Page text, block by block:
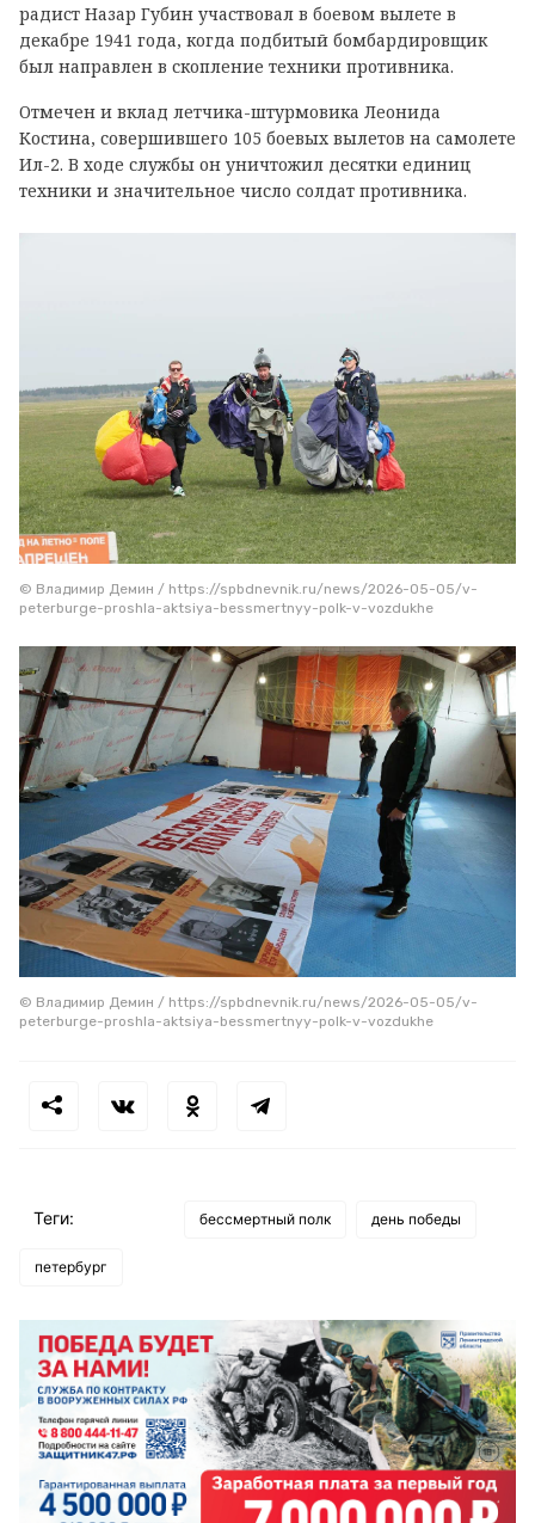
радист Назар Губин участвовал в боевом вылете в
декабре 1941 года, когда подбитый бомбардировщик
был направлен в скопление техники противника.
Отмечен и вклад летчика-штурмовика Леонида
Костина, совершившего 105 боевых вылетов на самолете
Ил-2. В ходе службы он уничтожил десятки единиц
техники и значительное число солдат противника.
© Владимир Демин / https://spbdnevnik.ru/news/2026-05-05/v-
peterburge-proshla-aktsiya-bessmertnyy-polk-v-vozdukhe
© Владимир Демин / https://spbdnevnik.ru/news/2026-05-05/v-
peterburge-proshla-aktsiya-bessmertnyy-polk-v-vozdukhe
Теги: бессмертный полк день победы
петербург